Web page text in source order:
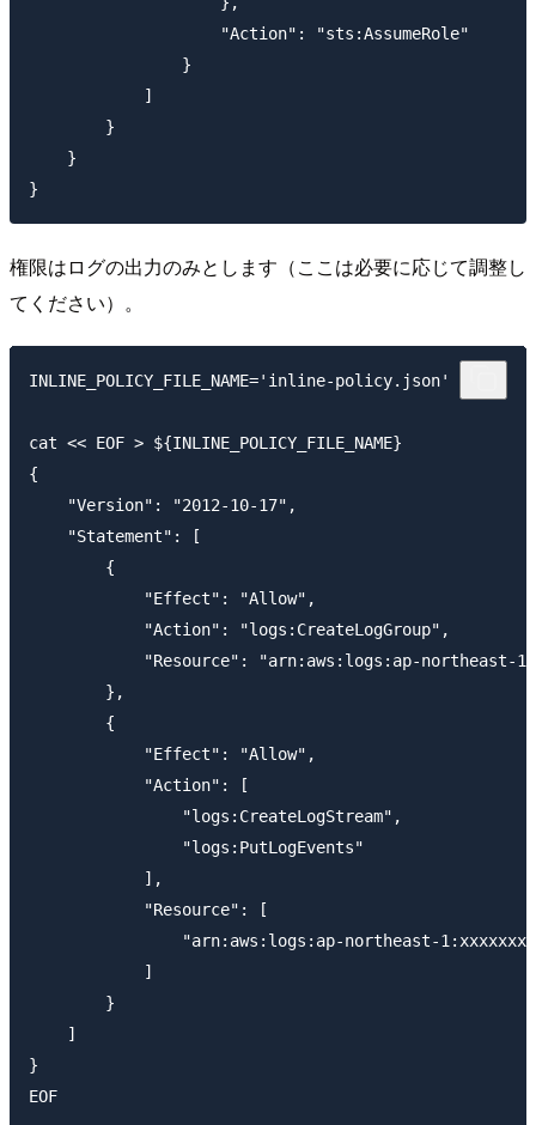
                    "Action": "sts:AssumeRole"
                }
            ]
        }
    }
権限はログの出力のみとします（ここは必要に応じて調整し
てください）。
INLINE_POLICY_FILE_NAME='inline-policy.json'
cat << EOF > ${INLINE_POLICY_FILE_NAME}
{
    "Version": "2012-10-17",
    "Statement": [
        {
            "Effect": "Allow",
            "Action": "logs:CreateLogGroup",
"Resource": "arn:aws:logs:ap-northeast-
        },
        {
            "Effect": "Allow",
            "Action": [
                "logs:CreateLogStream",
                "logs:PutLogEvents"
            ],
            "Resource": [
"arn:aws:logs:ap-northeast-
            ]
        }
    ]
}
EOF